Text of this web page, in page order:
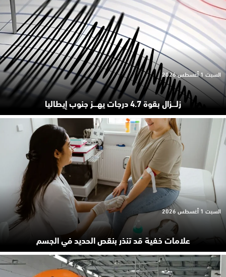
زلـ.ـزال بقوة 4.7 درجات يهـ.ـز جنوب إيطاليا
السبت 1 أغسطس 2026
علامات خفية قد تنذر بنقص الحديد في الجسم
السبت 1 أغسطس 2026